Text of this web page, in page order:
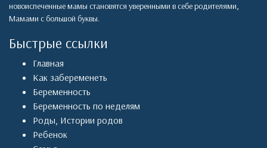
новоиспеченные мамы становятся уверенными в себе родителями,
Мамами с большой буквы.
Быстрые ссылки
Главная
Как забеременеть
Беременность
Беременность по неделям
Роды, Истории родов
Ребенок